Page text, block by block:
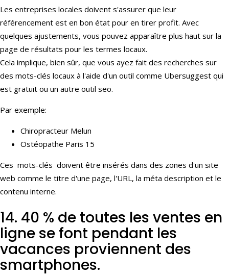
Les entreprises locales doivent s'assurer que leur
référencement est en bon état pour en tirer profit. Avec
quelques ajustements, vous pouvez apparaître plus haut sur la
page de résultats pour les termes locaux.
Cela implique, bien sûr, que vous ayez fait des recherches sur
des mots-clés locaux à l'aide d'un outil comme Ubersuggest qui
est gratuit ou un autre outil seo.
Par exemple:
Chiropracteur Melun
Ostéopathe Paris 15
Ces mots-clés doivent être insérés dans des zones d'un site
web comme le titre d'une page, l'URL, la méta description et le
contenu interne.
14. 40 % de toutes les ventes en
ligne se font pendant les
vacances proviennent des
smartphones.